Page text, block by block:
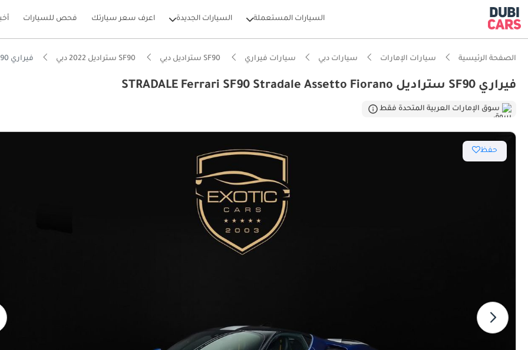
السيارات المستعملة السيارات الجديدة اعرف سعر سيارتك فحص للسيارات
الصفحة الرئيسية سيارات الإمارات سيارات دبي سيارات فيراري فيراري SF90 ستراديل STRADALE Ferrari SF90 Stradale Assetto Fiorano
فيراري SF90 ستراديل STRADALE Ferrari SF90 Stradale Assetto Fiorano
سوق الإمارات العربية المتحدة فقط
حفظ من 0 إلى 100 كم/ساعة في أقل من 4 ثوانٍ
محرك مصنوع يدويًا
أقل تكلفة تشغيل في فئتها